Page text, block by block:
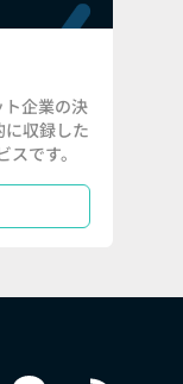
ト企業の決
収録した
です。